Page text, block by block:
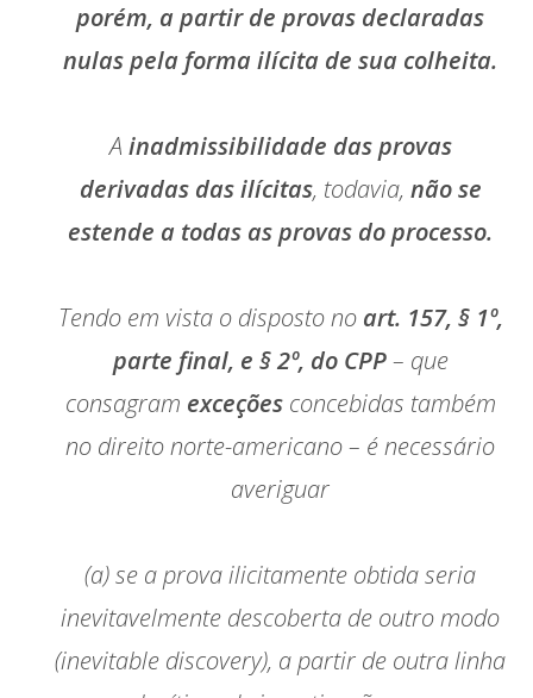
porém, a partir de provas declaradas
nulas pela forma ilícita de sua colheita.
A inadmissibilidade das provas
derivadas das ilícitas, todavia, não se
estende a todas as provas do processo.
Tendo em vista o disposto no art. 157, § 1º,
parte final, e § 2º, do CPP– que
consagram exceções concebidas também
no direito norte-americano – é necessário
averiguar
(a) se a prova ilicitamente obtida seria
inevitavelmente descoberta de outro modo
(inevitable discovery), a partir de outra linha